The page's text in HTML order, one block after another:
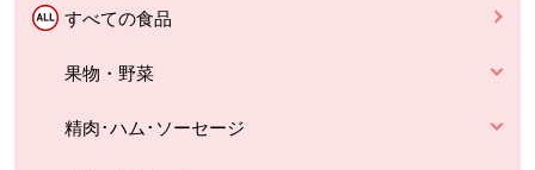
すべての食品
果物・野菜
精肉･ハム･ソーセージ